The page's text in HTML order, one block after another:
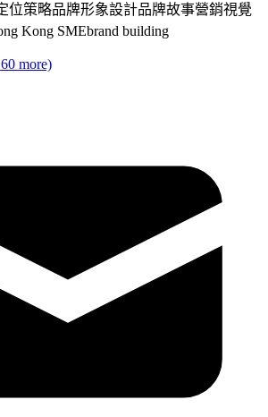
位策略品牌形象設計品牌故事營銷視覺
Kong SMEbrand building
more)